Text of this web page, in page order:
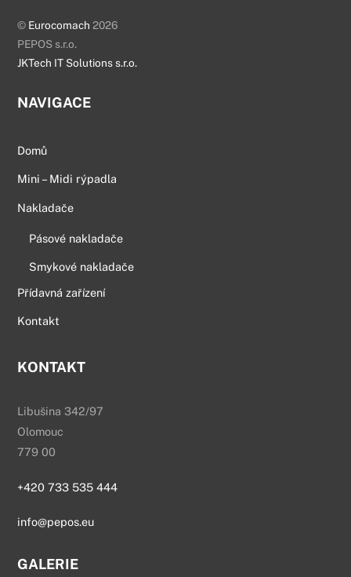
© Eurocomach 2026
PEPOS s.r.o.
JKTech IT Solutions s.r.o.
NAVIGACE
Domů
Mini – Midi rýpadla
Nakladače
Pásové nakladače
Smykové nakladače
Přídavná zařízení
Kontakt
KONTAKT
Libušina 342/97
Olomouc
779 00
+420 733 535 444
info@pepos.eu
GALERIE